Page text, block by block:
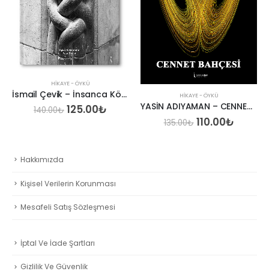
HIKAYE - ÖYKÜ
İsmail Çevik – İnsanca Kötülük
140.00₺ Orijinal
125.00₺
HIKAYE - ÖYKÜ
YASİN ADIYAMAN – CENNET BAHÇESİ
135.00₺ Orijinal
110.00₺Şu
Hakkımızda
Kişisel Verilerin Korunması
Mesafeli Satış Sözleşmesi
İptal Ve İade Şartları
Gizlilik Ve Güvenlik